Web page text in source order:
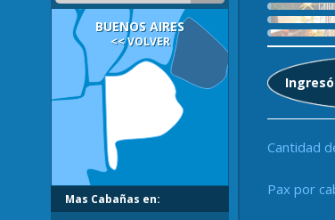
BUENOS AIRES
<< VOLVER
Mas Cabañas en:
Cantidad
Pax por